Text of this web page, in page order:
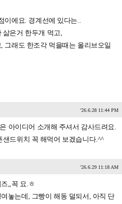
이에요. 경계선에 있다는..
은거 한두개 먹고,
그래도 한조각 먹을때는 올리브오일
'26.6.28 11:44 PM
아이디어 소개해 주셔서 감사드려요.
드위치 꼭 해먹어 보겠습니다.^^
'26.6.29 11:18 AM
,,꼭 요.ㅎ
놓는데, 그빵이 해동 덜되서, 아직 단